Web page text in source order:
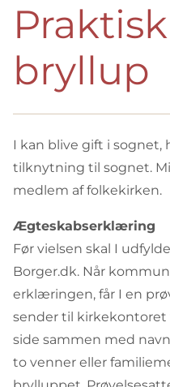
bryllup
I kan blive gift i sognet,
tilknytning til sognet.
medlem af folkekirken.
Ægteskabserklæring
Før vielsen skal I
Borger.dk. Når
erklæringen, får I en
sender til kirkekontoret
side sammen med
to venner eller